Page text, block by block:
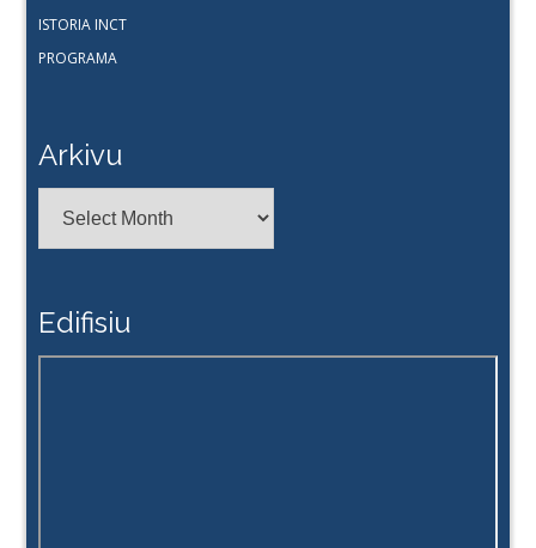
ISTORIA INCT
PROGRAMA
Arkivu
Edifisiu